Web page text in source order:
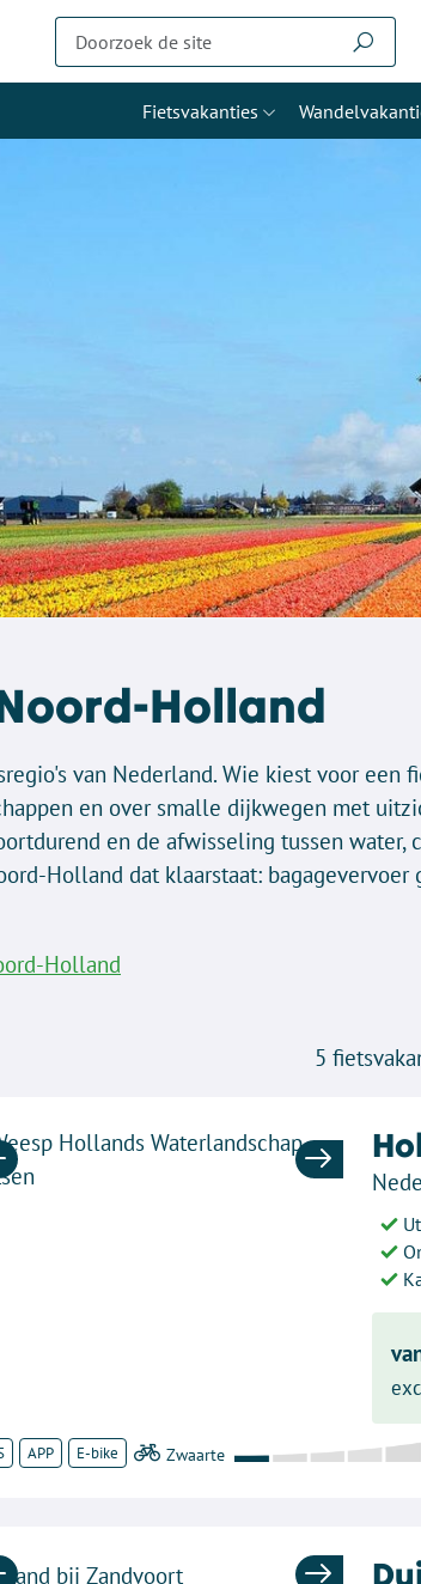
Fietsvakanties
Holland
van Nederland. Wie kiest voor
en over smalle dijkwegen met
en de afwisseling tussen
Holland dat klaarstaat:
Holland
5
Next
APP E-bike